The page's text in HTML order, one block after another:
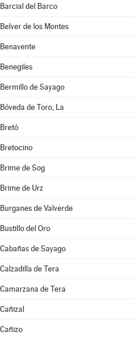
Barcial del Barco
Belver de los Montes
Benavente
Benegiles
Bermillo de Sayago
Bóveda de Toro, La
Bretó
Bretocino
Brime de Sog
Brime de Urz
Burganes de Valverde
Bustillo del Oro
Cabañas de Sayago
Calzadilla de Tera
Camarzana de Tera
Cañizal
Cañizo